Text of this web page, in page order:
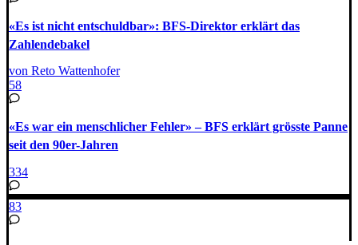
«Es ist nicht entschuldbar»: BFS-Direktor erklärt das
Zahlendebakel
von Reto Wattenhofer
58
«Es war ein menschlicher Fehler» – BFS erklärt grösste Panne
seit den 90er-Jahren
334
83